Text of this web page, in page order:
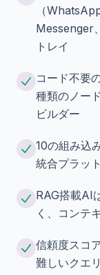
（
Messenger
トレイ
コード不要
種類のノー
ビルダー
10の組み込
統合プラッ
RAG搭載AI
く、コンテ
信頼度スコ
難しいクエ